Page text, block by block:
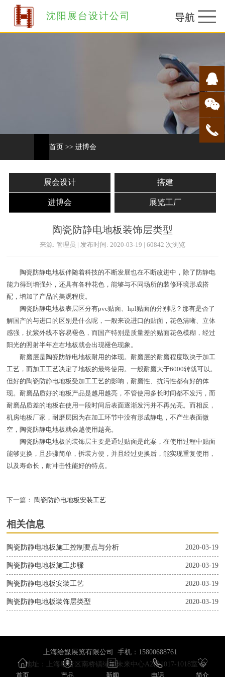
沈阳展台设计公司
首页 >> 进博会
展会设计 搭建
进博会 展览工厂
陶瓷防静电地板装饰层类型
来源: 管理员 | 发布时间: 2020-03-19 | 60842 次浏览
陶瓷防静电地板伴随着科技的不断发展也在不断改进中，除了防静电
能力得到增强外，还具有各种花色，能够与不同场所的装修环境形成搭
配，增加了产品的美观程度。
陶瓷防静电地板表层区分有pvc贴面、hpl贴面的分别呢？那有是否了
解国产的与进口的区别是什么呢，一般来说进口的贴面，花色清晰、立体
感强，抗紫外线不容易褪色，而国产特别是质量差的贴面花色模糊，经过
阳光的照射半年左右地板就会出现褪色现象。
耐磨层是陶瓷防静电地板耐用的体现。耐磨层的耐磨程度取决于加工
工艺，而加工工艺决定了地板的最终使用。一般耐磨大于6000转就可以。
但好的陶瓷防静电地板受加工工艺的影响，耐磨性、抗污性都有好的体
现。耐磨品质好的地板产品是越用越亮，不管使用多长时间都不发污，而
耐磨品质差的地板在使用一段时间后表面逐渐发污并不再光亮。而相反，
机房地板厂家，耐磨层因为在加工环节中没有形成静电，不产生表面微
空，陶瓷防静电地板就会越使用越亮。
陶瓷防静电地板的装饰层主要是通过贴面是此案，在使用过程中贴面
能够更换，且步骤简单，拆装方便，并且经过更换后，能实现重复使用，
以及寿命长，耐冲击性能好的特点。
下一篇： 陶瓷防静电地板安装工艺
相关信息
2020-03-19
陶瓷防静电地板施工控制要点与分析
2020-03-19
陶瓷防静电地板施工步骤
2020-03-19
陶瓷防静电地板安装工艺
2020-03-19
陶瓷防静电地板装饰层类型
上海绘媒展览有限公司 手机：15800688761
地址：上海奉贤区南桥镇绿地未来中心A2楼1017-1018室
首页 产品 新闻 电话 简介